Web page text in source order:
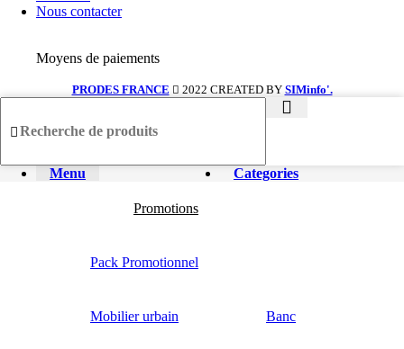
Nous contacter
Moyens de paiements
PRODES FRANCE 2022 CREATED BY SIMinfo'.
Menu Categories
Promotions
Pack Promotionnel
Mobilier urbain Banc